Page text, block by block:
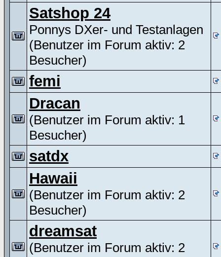
Satshop 24
Ponnys DXer- und Testanlagen
(Benutzer im Forum aktiv: 2
Besucher)
femi
Dracan
(Benutzer im Forum aktiv: 1
Besucher)
satdx
Hawaii
(Benutzer im Forum aktiv: 2
Besucher)
dreamsat
(Benutzer im Forum aktiv: 2